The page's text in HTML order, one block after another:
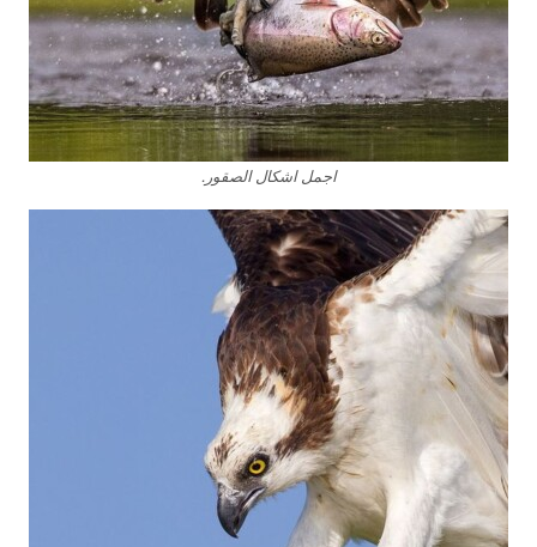
اجمل اشكال الصقور.